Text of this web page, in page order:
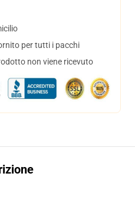
per tutti i pacchi
non viene ricevuto